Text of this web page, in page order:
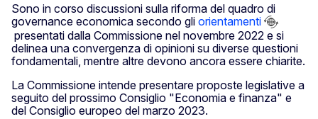
Sono in corso discussioni sulla riforma del quadro di
governance economica secondo gli orientamenti
presentati dalla Commissione nel novembre 2022 e si
delinea una convergenza di opinioni su diverse questioni
fondamentali, mentre altre devono ancora essere chiarite.
La Commissione intende presentare proposte legislative a
seguito del prossimo Consiglio "Economia e finanza" e
del Consiglio europeo del marzo 2023.